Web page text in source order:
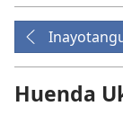
Huenda